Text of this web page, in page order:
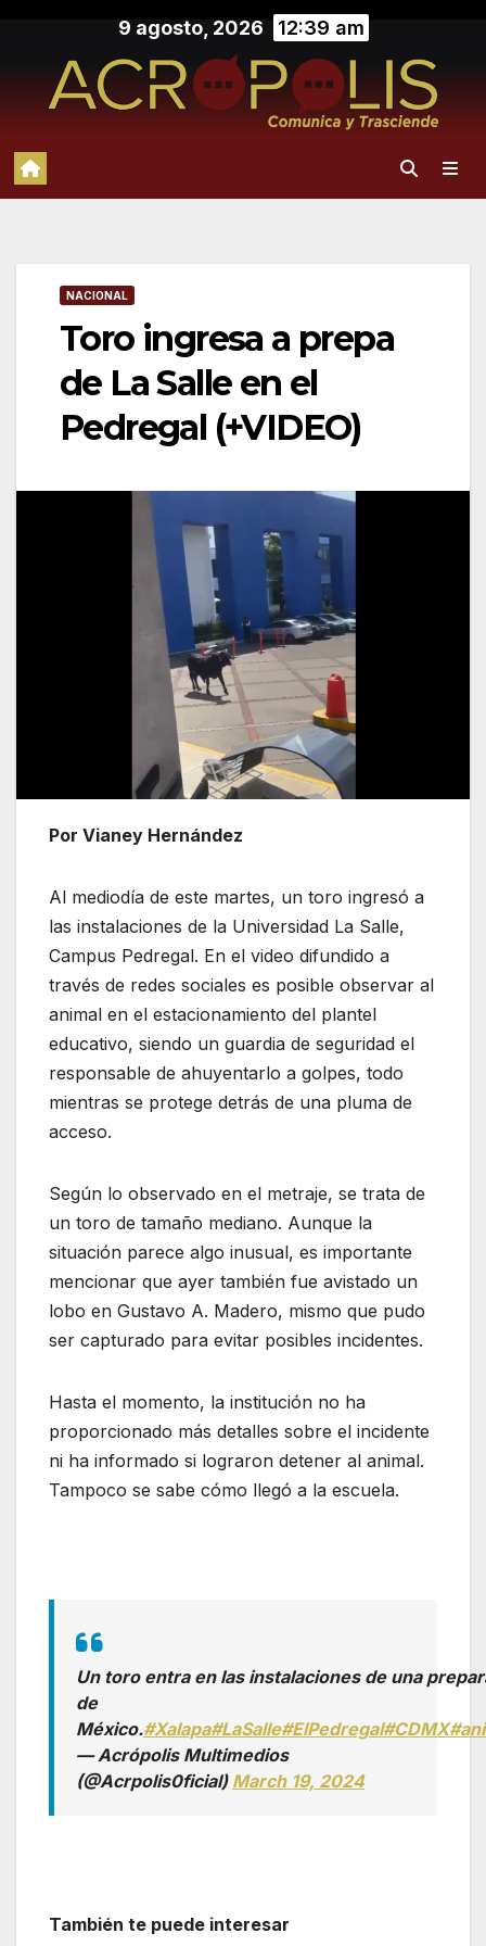
contenido
9 agosto, 2026 12:39 am
NACIONAL
Toro ingresa a prepa
de La Salle en el
Pedregal (+VIDEO)
Por Vianey Hernández
Al mediodía de este martes, un toro ingresó a
las instalaciones de la Universidad La Salle,
Campus Pedregal. En el video difundido a
través de redes sociales es posible observar al
animal en el estacionamiento del plantel
educativo, siendo un guardia de seguridad el
responsable de ahuyentarlo a golpes, todo
mientras se protege detrás de una pluma de
acceso.
Según lo observado en el metraje, se trata de
un toro de tamaño mediano. Aunque la
situación parece algo inusual, es importante
mencionar que ayer también fue avistado un
lobo en Gustavo A. Madero, mismo que pudo
ser capturado para evitar posibles incidentes.
Hasta el momento, la institución no ha
proporcionado más detalles sobre el incidente
ni ha informado si lograron detener al animal.
Tampoco se sabe cómo llegó a la escuela.
Un toro entra en las instalaciones de una
de
México.#Xalapa#LaSalle#ElPedregal#CDMX
— Acrópolis Multimedios
(@Acrpolis0ficial) March 19, 2024
También te puede interesar